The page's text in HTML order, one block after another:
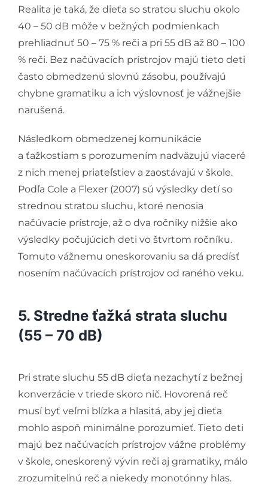
Realita je taká, že dieťa so stratou sluchu okolo
40 – 50 dB môže v bežných podmienkach
prehliadnuť 50 – 75 % reči a pri 55 dB až 80 – 100
% reči. Bez načúvacích prístrojov majú tieto deti
často obmedzenú slovnú zásobu, používajú
chybne gramatiku a ich výslovnosť je vážnejšie
narušená.
Následkom obmedzenej komunikácie
a ťažkostiam s porozumením nadväzujú viaceré
z nich menej priateľstiev a zaostávajú v škole.
Podľa Cole a Flexer (2007) sú výsledky detí so
strednou stratou sluchu, ktoré nenosia
načúvacie prístroje, až o dva ročníky nižšie ako
výsledky počujúcich deti vo štvrtom ročníku.
Tomuto vážnemu oneskorovaniu sa dá predísť
nosením načúvacích prístrojov od raného veku.
5. Stredne ťažká strata sluchu
(55 – 70 dB)
Pri strate sluchu 55 dB dieťa nezachytí z bežnej
konverzácie v triede skoro nič. Hovorená reč
musí byť veľmi blízka a hlasitá, aby jej dieťa
mohlo aspoň minimálne porozumieť. Tieto deti
majú bez načúvacích prístrojov vážne problémy
v škole, oneskorený vývin reči aj gramatiky, málo
zrozumiteľnú reč a niekedy monotónny hlas.